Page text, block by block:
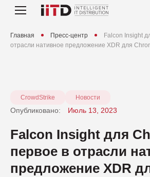
Главная Пресс-центр
Falcon Insight
отрасли нативное предложение XDR для
CrowdStrike Новости
Опубликовано: Июль 13, 2023
Falcon Insight для
первое в отрасли
предложение XDR